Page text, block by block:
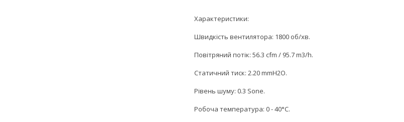
Характеристики:
Швидкість вентилятора: 1800 об/хв.
Повітряний потік: 56.3 cfm / 95.7 m3/h.
Статичний тиск: 2.20 mmH2O.
Рівень шуму: 0.3 Sone.
Робоча температура: 0 - 40°C.